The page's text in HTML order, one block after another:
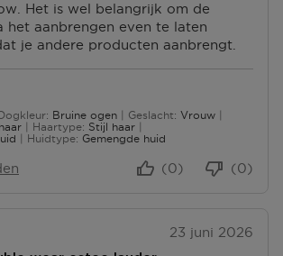
Het is wel belangrijk om de
het aanbrengen even te laten
je andere producten aanbrengt.
Bruine ogen Geslacht
Vrouw
Haartype
Stijl haar
Huidtype Gemengde huid
(0)
(0)
23 juni 2026